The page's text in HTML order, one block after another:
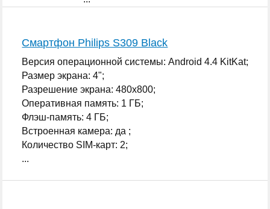
Смартфон Philips S309 Black
Версия операционной системы: Android 4.4 KitKat;
Размер экрана: 4";
Разрешение экрана: 480x800;
Оперативная память: 1 ГБ;
Флэш-память: 4 ГБ;
Встроенная камера: да ;
Количество SIM-карт: 2;
...